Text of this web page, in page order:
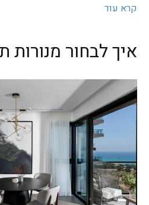
קרא עוד
איך לבחור מנורות